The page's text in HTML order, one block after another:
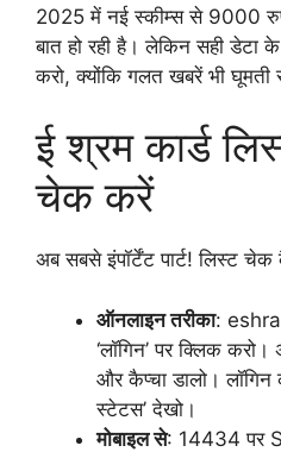
2025 में नई स्कीम्स से 9000
बात हो रही है। लेकिन सही
करो, क्योंकि गलत खबरें भी घूमती
ई श्रम कार्ड
चेक करें
अब सबसे इंपॉर्टेंट पार्ट! लिस्ट
ऑनलाइन तरीका:
‘लॉगिन’ पर क्लिक
और कैप्चा डालो। लॉगिन
स्टेटस’ देखो।
मोबाइल से: 14434 पर